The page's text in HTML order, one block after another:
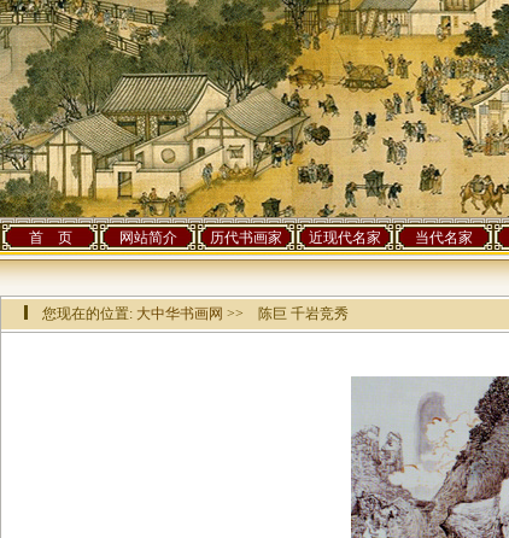
首 页 网站简介 历代书画家 近现代名家 当代名家
您现在的位置: 大中华书画网 >> 陈巨 千岩竞秀